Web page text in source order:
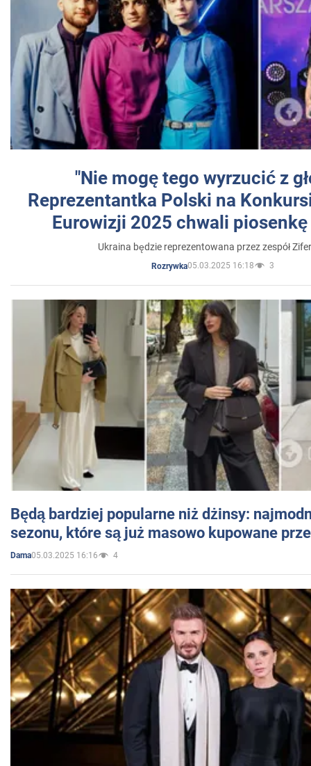
"Nie mogę tego wyrzucić z
Reprezentantka Polski na
Eurowizji 2025 chwali
Ukraina będzie reprezentowana przez zespół
Rozrywka05.03.2025 16:18 3
Będą bardziej popularne niż dżinsy:
sezonu, które są już masowo kupowane
Dama05.03.2025 16:16 4